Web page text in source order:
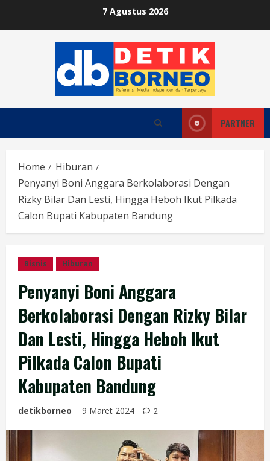
7 Agustus 2026
PARTNER
Home
Hiburan
Penyanyi Boni Anggara Berkolaborasi Dengan
Rizky Bilar Dan Lesti, Hingga Heboh Ikut Pilkada
Calon Bupati Kabupaten Bandung
Bisnis Hiburan
Penyanyi Boni Anggara
Berkolaborasi Dengan Rizky Bilar
Dan Lesti, Hingga Heboh Ikut
Pilkada Calon Bupati
Kabupaten Bandung
detikborneo 9 Maret 2024 2